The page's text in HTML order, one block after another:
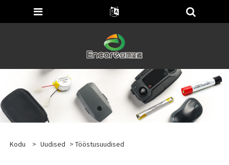
Kodu > Uudised > Tööstusuudised